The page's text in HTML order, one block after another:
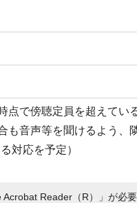
点で傍聴定員を超えてい
も音声等を聞けるよう、
対応を予定）
Reader（R）」が必